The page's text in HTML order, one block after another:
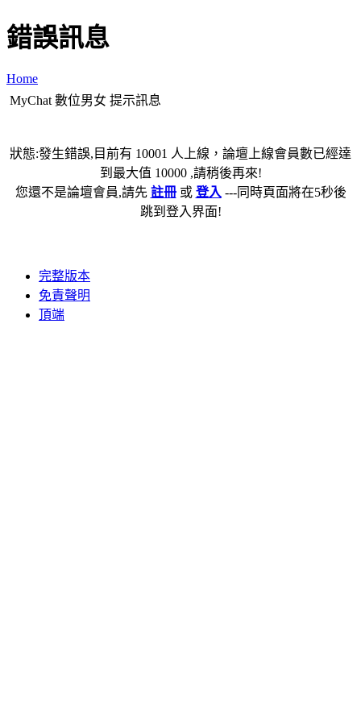
錯誤訊息
Home
MyChat 數位男女 提示訊息
狀態:發生錯誤,目前有 10001 人上線，論壇上線會員數已經達
到最大值 10000 ,請稍後再來!
您還不是論壇會員,請先 註冊或 登入 ---同時頁面將在5秒後
跳到登入界面!
完整版本
免責聲明
頂端